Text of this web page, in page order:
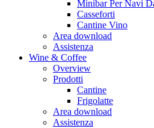
Minibar Per Navi
Casseforti
Cantine Vino
Area download
Assistenza
Wine & Coffee
Overview
Prodotti
Cantine
Frigolatte
Area download
Assistenza